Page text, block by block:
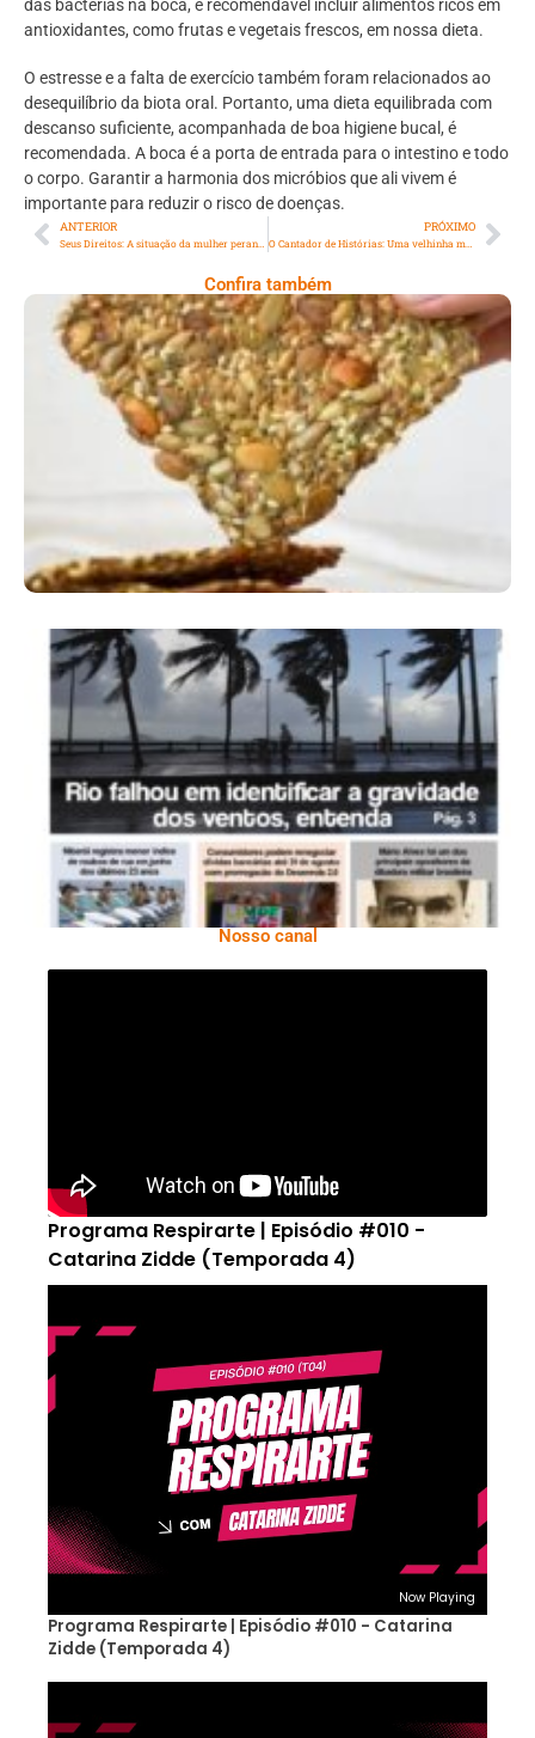
das bactérias na boca, é recomendável incluir alimentos ricos em
antioxidantes, como frutas e vegetais frescos, em nossa dieta.
O estresse e a falta de exercício também foram relacionados ao
desequilíbrio da biota oral. Portanto, uma dieta equilibrada com
descanso suficiente, acompanhada de boa higiene bucal, é
recomendada. A boca é a porta de entrada para o intestino e todo
o corpo. Garantir a harmonia dos micróbios que ali vivem é
importante para reduzir o risco de doenças.
ANTERIOR PRÓXIMO
O Cantador de Histórias: Uma velhinha misteriosa
Confira também
Comer Bem: Cracker De Sementes
Ano X – Número 366 01 A 07 De Agosto De
2026
Nosso canal
Programa Respirarte | Episódio #010 -
Catarina Zidde (Temporada 4)
Now Playing
Programa Respirarte | Episódio #010 - Catarina
Zidde (Temporada 4)